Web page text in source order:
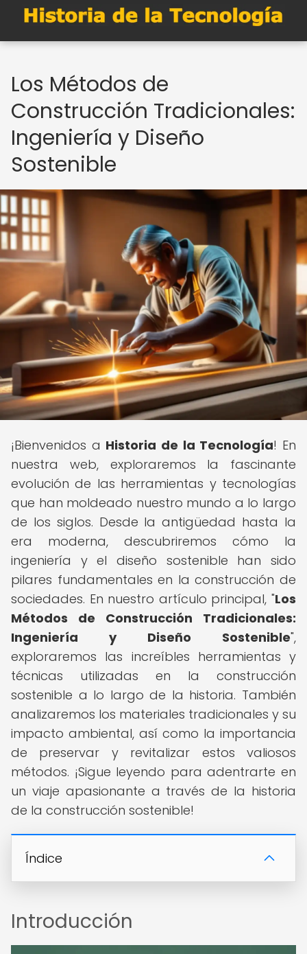
Los Métodos de
Construcción Tradicionales:
Ingeniería y Diseño
Sostenible
¡Bienvenidos a Historia de la Tecnología! En
nuestra web, exploraremos la fascinante
evolución de las herramientas y tecnologías
que han moldeado nuestro mundo a lo largo
de los siglos. Desde la antigüedad hasta la
era moderna, descubriremos cómo la
ingeniería y el diseño sostenible han sido
pilares fundamentales en la construcción de
sociedades. En nuestro artículo principal, "Los
Métodos de Construcción Tradicionales:
Ingeniería y Diseño Sostenible",
exploraremos las increíbles herramientas y
técnicas utilizadas en la construcción
sostenible a lo largo de la historia. También
analizaremos los materiales tradicionales y su
impacto ambiental, así como la importancia
de preservar y revitalizar estos valiosos
métodos. ¡Sigue leyendo para adentrarte en
un viaje apasionante a través de la historia
de la construcción sostenible!
Índice
Introducción